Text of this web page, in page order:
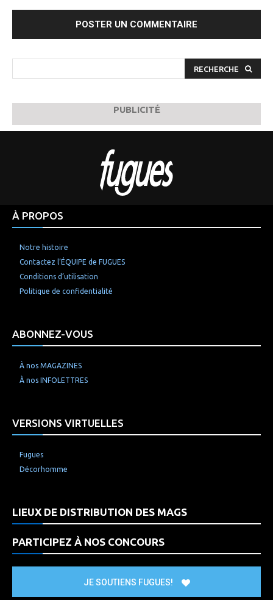
RECHERCHE
PUBLICITÉ
À PROPOS
Notre histoire
Contactez l’ÉQUIPE de FUGUES
Conditions d’utilisation
Politique de confidentialité
ABONNEZ-VOUS
À nos MAGAZINES
À nos INFOLETTRES
VERSIONS VIRTUELLES
Fugues
Décorhomme
LIEUX DE DISTRIBUTION DES MAGS
PARTICIPEZ À NOS CONCOURS
JE SOUTIENS FUGUES!